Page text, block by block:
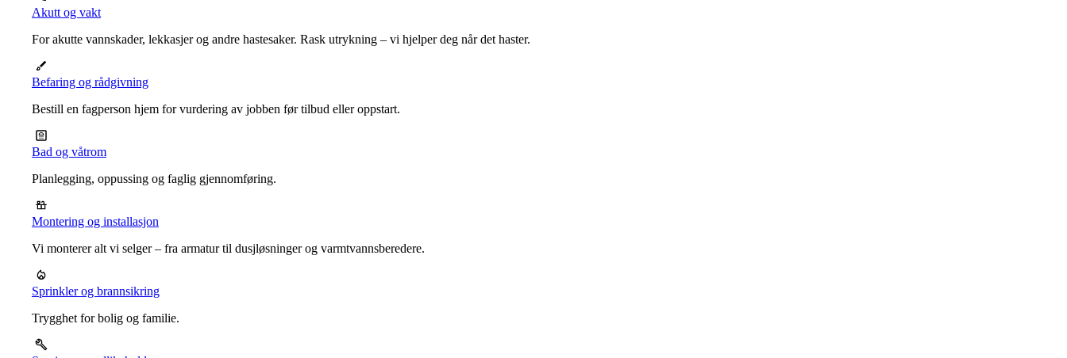
Akutt og vakt
For akutte vannskader, lekkasjer og andre hastesaker. Rask utrykning – vi hjelper deg når det haster.
Befaring og rådgivning
Bestill en fagperson hjem for vurdering av jobben før tilbud eller oppstart.
Bad og våtrom
Planlegging, oppussing og faglig gjennomføring.
Montering og installasjon
Vi monterer alt vi selger – fra armatur til dusjløsninger og varmtvannsberedere.
Sprinkler og brannsikring
Trygghet for bolig og familie.